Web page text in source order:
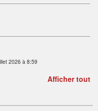
2026 à 8:59
Afficher tout